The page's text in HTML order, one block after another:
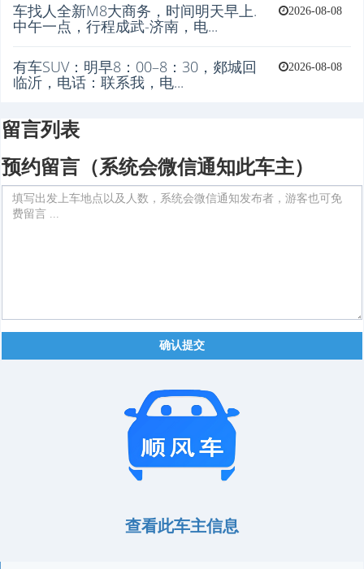
2026-08-08
车找人全新M8大商务，时间明天早上.
中午一点，行程成武-济南，电...
2026-08-08
有车SUV：明早8：00–8：30，郯城回
临沂，电话：联系我，电...
留言列表
预约留言（系统会微信通知此车主）
确认提交
查看此车主信息